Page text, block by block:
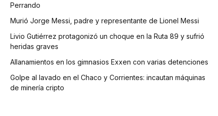
Perrando
Murió Jorge Messi, padre y representante de Lionel Messi
Livio Gutiérrez protagonizó un choque en la Ruta 89 y sufrió
heridas graves
Allanamientos en los gimnasios Exxen con varias detenciones
Golpe al lavado en el Chaco y Corrientes: incautan máquinas
de minería cripto